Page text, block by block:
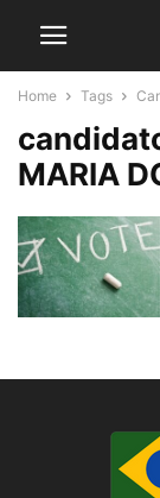
Home Tags
MARIA